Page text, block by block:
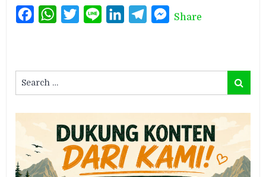
FacebookWhatsAppTwitterLine LinkedInTelegramMessenger
Share
for:
Search